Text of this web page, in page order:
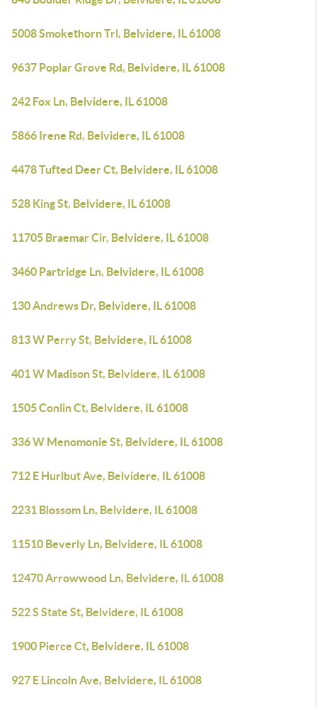
5008 Smokethorn Trl, Belvidere, IL 61008
9637 Poplar Grove Rd, Belvidere, IL 61008
242 Fox Ln, Belvidere, IL 61008
5866 Irene Rd, Belvidere, IL 61008
4478 Tufted Deer Ct, Belvidere, IL 61008
528 King St, Belvidere, IL 61008
11705 Braemar Cir, Belvidere, IL 61008
3460 Partridge Ln, Belvidere, IL 61008
130 Andrews Dr, Belvidere, IL 61008
813 W Perry St, Belvidere, IL 61008
401 W Madison St, Belvidere, IL 61008
1505 Conlin Ct, Belvidere, IL 61008
336 W Menomonie St, Belvidere, IL 61008
712 E Hurlbut Ave, Belvidere, IL 61008
2231 Blossom Ln, Belvidere, IL 61008
11510 Beverly Ln, Belvidere, IL 61008
12470 Arrowwood Ln, Belvidere, IL 61008
522 S State St, Belvidere, IL 61008
1900 Pierce Ct, Belvidere, IL 61008
927 E Lincoln Ave, Belvidere, IL 61008